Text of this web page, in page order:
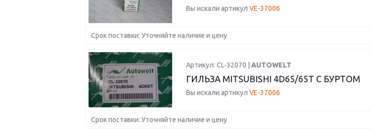
Вы искали артикул VE-37006
Срок поставки: Уточняйте наличие и цену
Артикул: CL-32070 | AUTOWELT
ГИЛЬЗА MITSUBISHI 4D65/65T С БУРТОМ
Вы искали артикул VE-37006
Срок поставки: Уточняйте наличие и цену